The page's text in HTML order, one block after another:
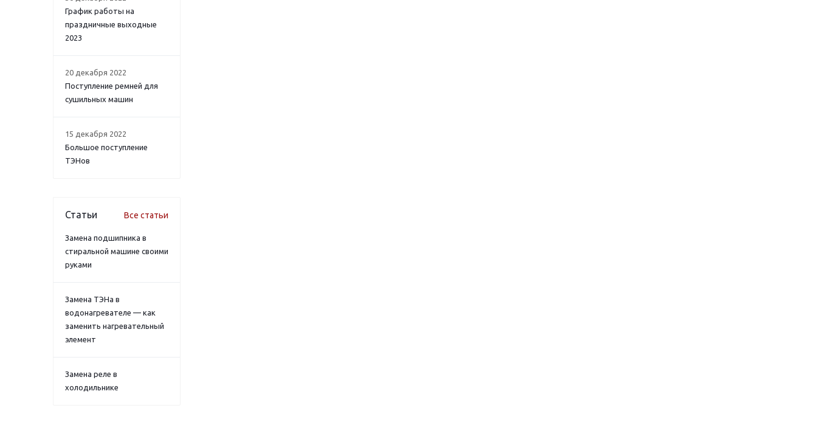
График работы на
праздничные выходные
2023
20 декабря 2022
Поступление ремней для
сушильных машин
15 декабря 2022
Большое поступление
ТЭНов
Статьи Все статьи
Замена подшипника в
стиральной машине своими
руками
Замена ТЭНа в
водонагревателе — как
заменить нагревательный
элемент
Замена реле в
холодильнике